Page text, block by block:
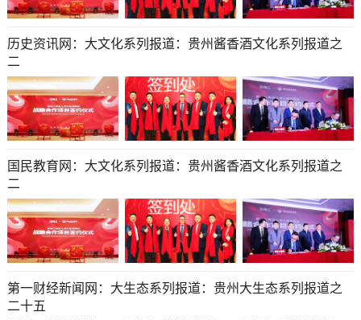
历史资讯网：大文化系列报道：贵州酱香酒文化系列报道之
二
国民教育网：大文化系列报道：贵州酱香酒文化系列报道之
二
第一财经新闻网：大生态系列报道：贵州大生态系列报道之
二十五​​​​​​​